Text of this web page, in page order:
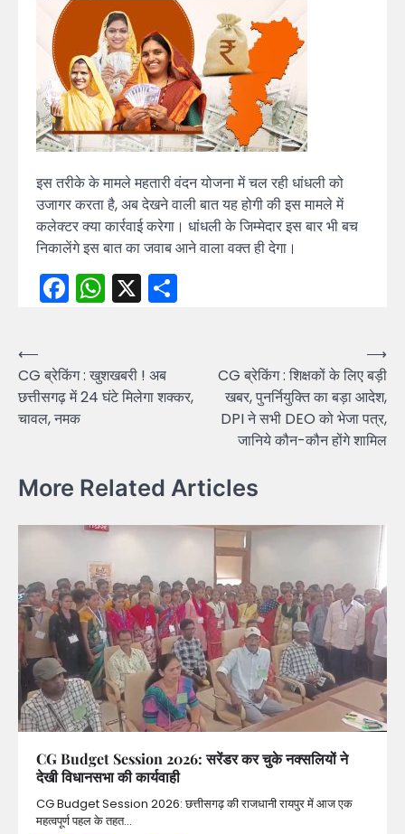
इस तरीके के मामले महतारी वंदन योजना में चल रही धांधली को
उजागर करता है, अब देखने वाली बात यह होगी की इस मामले में
कलेक्टर क्या कार्रवाई करेगा। धांधली के जिम्मेदार इस बार भी बच
निकालेंगे इस बात का जवाब आने वाला वक्त ही देगा।
Facebook
WhatsApp
X
Post
navigation
⟵
CG ब्रेकिंग : खुशखबरी ! अब
छत्तीसगढ़ में 24 घंटे मिलेगा शक्कर,
चावल, नमक
CG ब्रेकिंग : शिक्षकों के लिए बड़ी
खबर, पुनर्नियुक्ति का बड़ा आदेश,
DPI ने सभी DEO को भेजा पत्र,
जानिये कौन-कौन होंगे शामिल
⟶
More Related Articles
CG Budget Session 2026: सरेंडर कर चुके नक्सलियों ने
देखी विधानसभा की कार्यवाही
CG Budget Session 2026: छत्तीसगढ़ की राजधानी रायपुर में आज एक
महत्वपूर्ण पहल के तहत…